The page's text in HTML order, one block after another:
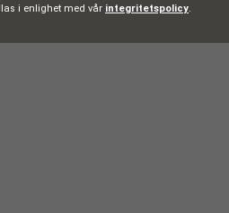
i enlighet med vår integritetspolicy